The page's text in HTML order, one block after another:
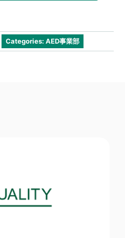
Categories:AED事業部